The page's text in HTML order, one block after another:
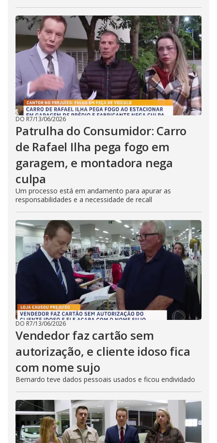
DO R7/13/06/2026
Patrulha do Consumidor: Carro
de Rafael Ilha pega fogo em
garagem, e montadora nega
culpa
Um processo está em andamento para apurar as
responsabilidades e a necessidade de recall
DO R7/13/06/2026
Vendedor faz cartão sem
autorização, e cliente idoso fica
com nome sujo
Bernardo teve dados pessoais usados e ficou endividado